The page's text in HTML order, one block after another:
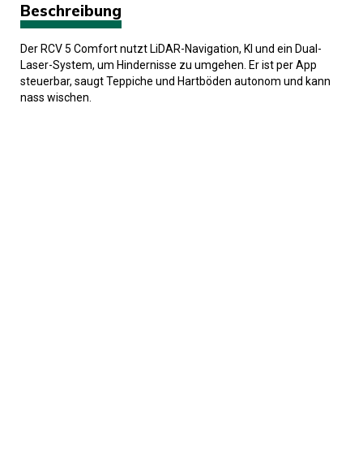
Beschreibung
Der RCV 5 Comfort nutzt LiDAR-Navigation, KI und ein Dual-
Laser-System, um Hindernisse zu umgehen. Er ist per App
steuerbar, saugt Teppiche und Hartböden autonom und kann
nass wischen.